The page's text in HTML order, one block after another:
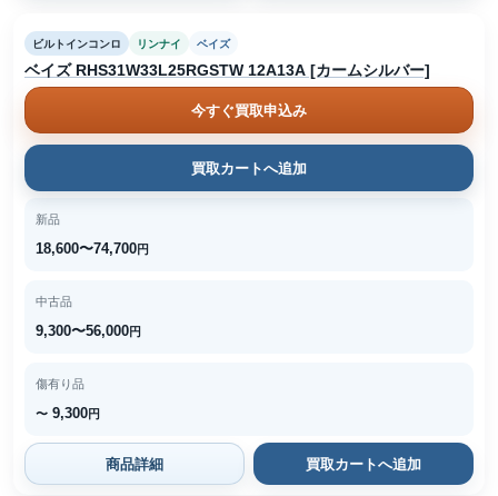
ビルトインコンロ リンナイ ベイズ
ベイズ RHS31W33L25RGSTW 12A13A [カームシルバー]
今すぐ買取申込み
買取カートへ追加
新品
18,600〜74,700円
中古品
9,300〜56,000円
傷有り品
〜 9,300円
商品詳細 買取カートへ追加